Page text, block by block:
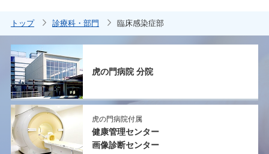
トップ 診療科・部門 臨床感染症部
虎の門病院 分院
虎の門病院付属
健康管理センター
画像診断センター